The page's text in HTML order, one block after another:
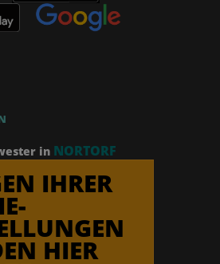
in NORTORF
IHRER
HIER